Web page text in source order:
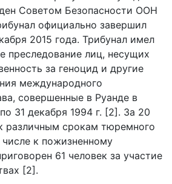
Советом Безопасности ООН
официально завершил
2015 года. Трибунал имел
преследование лиц, несущих
за геноцид и другие
международного
совершенные в Руанде в
31 декабря 1994 г. [2]. За 20
различным срокам тюремного
к пожизненному
61 человек за участие
[2].